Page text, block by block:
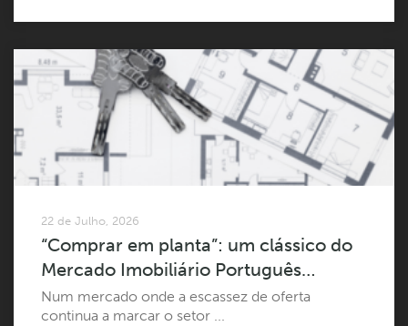
22 de Julho, 2026
“Comprar em planta”: um clássico do
Mercado Imobiliário Português…
Num mercado onde a escassez de oferta
continua a marcar o setor ...